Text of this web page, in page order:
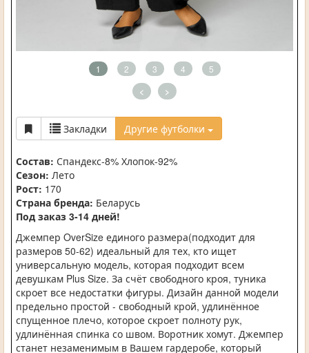
1 2 3 4 5
< >
Закладки Другие футболки
Состав: Спандекс-8% Хлопок-92%
Сезон: Лето
Рост: 170
Страна бренда: Беларусь
Под заказ 3-14 дней!
Джемпер OverSize единого размера(подходит для
размеров 50-62) идеальный для тех, кто ищет
универсальную модель, которая подходит всем
девушкам Plus Size. За счёт свободного кроя, туника
скроет все недостатки фигуры. Дизайн данной модели
предельно простой - свободный крой, удлинённое
спущенное плечо, которое скроет полноту рук,
удлинённая спинка со швом. Воротник хомут. Джемпер
станет незаменимым в Вашем гардеробе, который